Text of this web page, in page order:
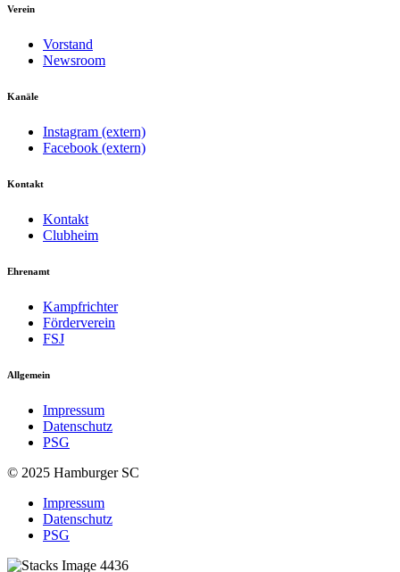
Verein
Vorstand
Newsroom
Kanäle
Instagram (extern)
Facebook (extern)
Kontakt
Kontakt
Clubheim
Ehrenamt
Kampfrichter
Förderverein
FSJ
Allgemein
Impressum
Datenschutz
PSG
© 2025 Hamburger SC
Impressum
Datenschutz
PSG